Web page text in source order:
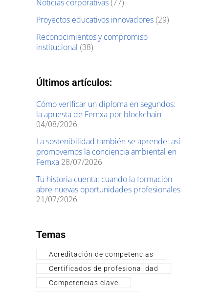
Noticias corporativas (77)
Proyectos educativos innovadores (29)
Reconocimientos y compromiso
institucional (38)
Últimos artículos:
Cómo verificar un diploma en segundos:
la apuesta de Femxa por blockchain
04/08/2026
La sostenibilidad también se aprende: así
promovemos la conciencia ambiental en
Femxa 28/07/2026
Tu historia cuenta: cuando la formación
abre nuevas oportunidades profesionales
21/07/2026
Temas
Acreditación de competencias
Certificados de profesionalidad
Competencias clave